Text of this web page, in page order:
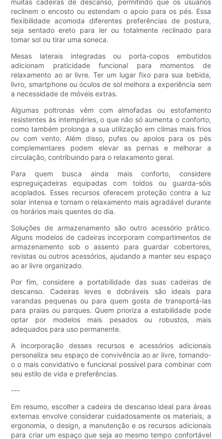
muitas cadeiras de descanso, permitindo que os usuários
reclinem o encosto ou estendam o apoio para os pés. Essa
flexibilidade acomoda diferentes preferências de postura,
seja sentado ereto para ler ou totalmente reclinado para
tomar sol ou tirar uma soneca.
Mesas laterais integradas ou porta-copos embutidos
adicionam praticidade funcional para momentos de
relaxamento ao ar livre. Ter um lugar fixo para sua bebida,
livro, smartphone ou óculos de sol melhora a experiência sem
a necessidade de móveis extras.
Algumas poltronas vêm com almofadas ou estofamento
resistentes às intempéries, o que não só aumenta o conforto,
como também prolonga a sua utilização em climas mais frios
ou com vento. Além disso, pufes ou apoios para os pés
complementares podem elevar as pernas e melhorar a
circulação, contribuindo para o relaxamento geral.
Para quem busca ainda mais conforto, considere
espreguiçadeiras equipadas com toldos ou guarda-sóis
acoplados. Esses recursos oferecem proteção contra a luz
solar intensa e tornam o relaxamento mais agradável durante
os horários mais quentes do dia.
Soluções de armazenamento são outro acessório prático.
Alguns modelos de cadeiras incorporam compartimentos de
armazenamento sob o assento para guardar cobertores,
revistas ou outros acessórios, ajudando a manter seu espaço
ao ar livre organizado.
Por fim, considere a portabilidade das suas cadeiras de
descanso. Cadeiras leves e dobráveis ​​são ideais para
varandas pequenas ou para quem gosta de transportá-las
para praias ou parques. Quem prioriza a estabilidade pode
optar por modelos mais pesados ​​ou robustos, mais
adequados para uso permanente.
A incorporação desses recursos e acessórios adicionais
personaliza seu espaço de convivência ao ar livre, tornando-
o o mais convidativo e funcional possível para combinar com
seu estilo de vida e preferências.
---
Em resumo, escolher a cadeira de descanso ideal para áreas
externas envolve considerar cuidadosamente os materiais, a
ergonomia, o design, a manutenção e os recursos adicionais
para criar um espaço que seja ao mesmo tempo confortável